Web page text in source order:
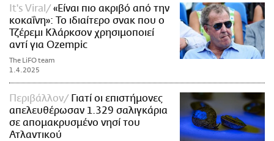
It's Viral
«Είναι πιο ακριβό από την
κοκαΐνη»: Το ιδιαίτερο σνακ που ο
Τζέρεμι Κλάρκσον χρησιμοποιεί
αντί για Ozempic
The LiFO team
1.4.2025
Περιβάλλον
Γιατί οι επιστήμονες
απελευθέρωσαν 1.329 σαλιγκάρια
σε απομακρυσμένο νησί του
Ατλαντικού